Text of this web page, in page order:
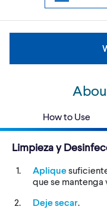
How to Use
Limpieza y
Aplique
que se mantenga
Deje secar.